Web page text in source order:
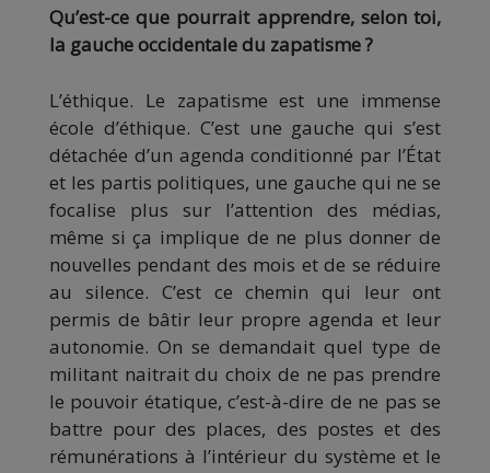
Qu’est-ce que pourrait apprendre, selon toi,
la gauche occidentale du zapatisme ?
L’éthique. Le zapatisme est une immense
école d’éthique. C’est une gauche qui s’est
détachée d’un agenda conditionné par l’État
et les partis politiques, une gauche qui ne se
focalise plus sur l’attention des médias,
même si ça implique de ne plus donner de
nouvelles pendant des mois et de se réduire
au silence. C’est ce chemin qui leur ont
permis de bâtir leur propre agenda et leur
autonomie. On se demandait quel type de
militant naitrait du choix de ne pas prendre
le pouvoir étatique, c’est-à-dire de ne pas se
battre pour des places, des postes et des
rémunérations à l’intérieur du système et le